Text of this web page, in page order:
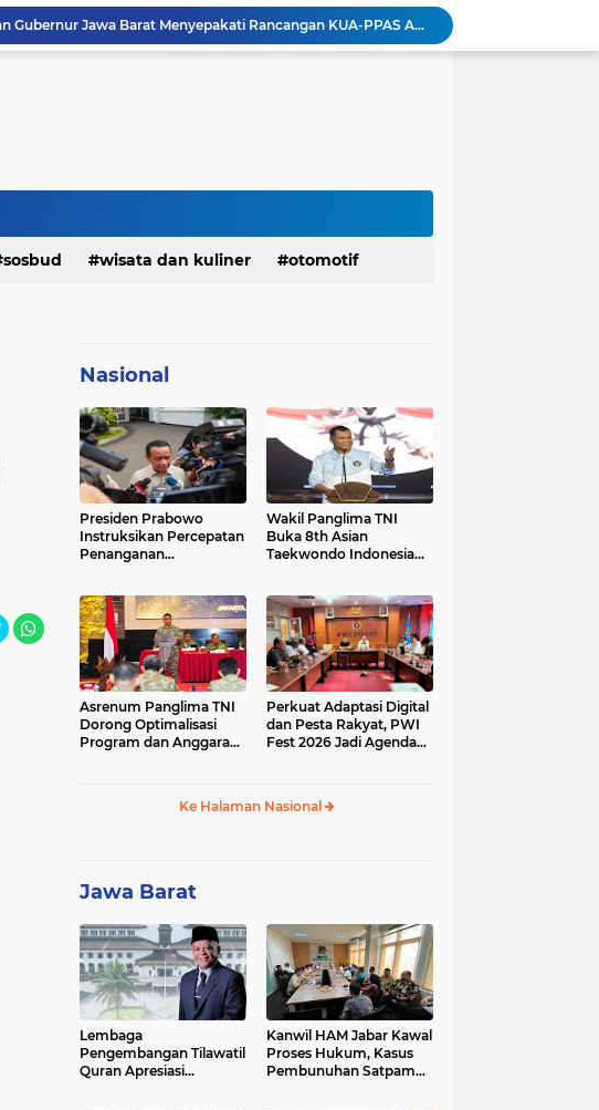
Pemkot Siapkan 100 Armada Pengangkut Sampah Bila TPPAS Legok Nangka Beroperasi
Serda Muhammad Raihan Fadhila Raih Emas pada 8th Asian Taekwondo Indonesia Open Championship 2026
Menaker: ASN Kemnaker Harus Hadirkan Dampak Nyata bagi Masyarakat
sosbud wisata dan kuliner otomotif
Nasional
Presiden Prabowo
Instruksikan Percepatan
Penanganan
BBM
Wakil Panglima TNI
Buka 8th Asian
Taekwondo Indonesia
Asrenum Panglima TNI
Dorong Optimalisasi
Program dan Anggaran
Perkuat Adaptasi Digital
dan Pesta Rakyat, PWI
Fest 2026 Jadi Agenda
Ke Halaman Nasional
Jawa Barat
Lembaga
Pengembangan Tilawatil
Quran Apresiasi
Kanwil HAM Jabar Kawal
Proses Hukum, Kasus
Pembunuhan Satpam